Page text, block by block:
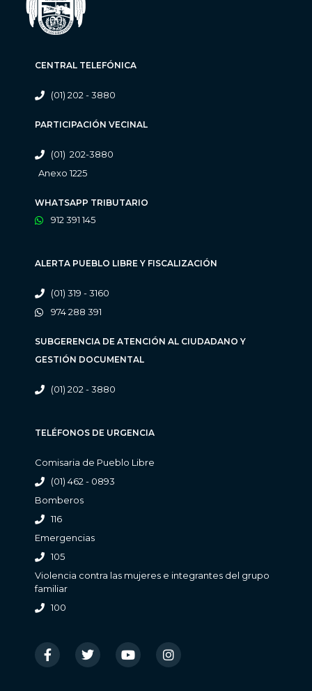
CENTRAL TELEFÓNICA
(01) 202 - 3880
PARTICIPACIÓN VECINAL
(01) 202-3880
Anexo 1225
WHATSAPP TRIBUTARIO
912 391 145
ALERTA PUEBLO LIBRE Y FISCALIZACIÓN
(01) 319 - 3160
974 288 391
SUBGERENCIA DE ATENCIÓN AL CIUDADANO Y
GESTIÓN DOCUMENTAL
(01) 202 - 3880
TELÉFONOS DE URGENCIA
Comisaria de Pueblo Libre
(01) 462 - 0893
Bomberos
116
Emergencias
105
Violencia contra las mujeres e integrantes del grupo
familiar
100